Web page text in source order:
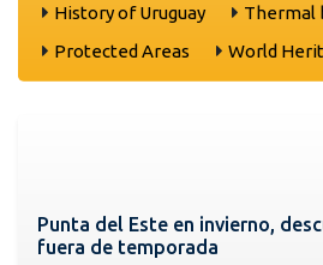
History of Uruguay
Thermal
Protected Areas
World
Punta del Este en invierno,
fuera de temporada